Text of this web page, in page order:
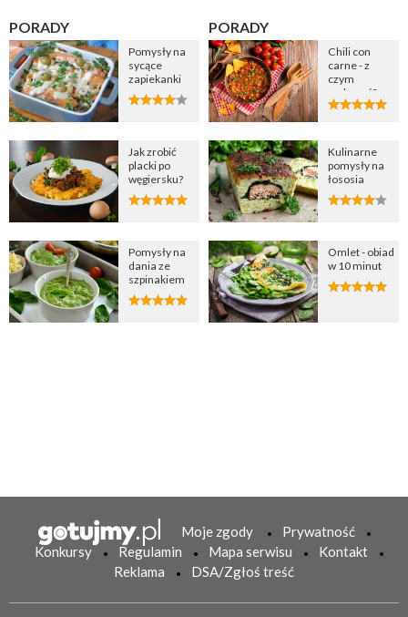
PORADY
Pomysły na
sycące
zapiekanki
Jak zrobić
placki po
węgiersku?
Pomysły na
dania ze
szpinakiem
PORADY
Chili con
carne - z
czym
podawać?
Kulinarne
pomysły na
łososia
Omlet - obiad
w 10 minut
Moje zgody
Prywatność
Konkursy
Regulamin Mapa serwisu
Kontakt
Reklama
DSA/Zgłoś treść